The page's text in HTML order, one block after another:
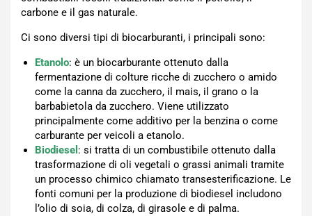
carbone e il gas naturale.
Ci sono diversi tipi di biocarburanti, i principali sono:
Etanolo: è un biocarburante ottenuto dalla
fermentazione di colture ricche di zucchero o amido
come la canna da zucchero, il mais, il grano o la
barbabietola da zucchero. Viene utilizzato
principalmente come additivo per la benzina o come
carburante per veicoli a etanolo.
Biodiesel : si tratta di un combustibile ottenuto dalla
trasformazione di oli vegetali o grassi animali tramite
un processo chimico chiamato transesterificazione. Le
fonti comuni per la produzione di biodiesel includono
l’olio di soia, di colza, di girasole e di palma.